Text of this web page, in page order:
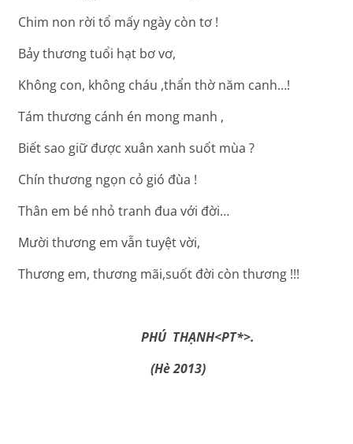
Chim non rời tổ mấy ngày còn tơ !
Bảy thương tuổi hạt bơ vơ,
Không con, không cháu ,thẩn thờ năm canh…!
Tám thương cánh én mong manh ,
Biết sao giữ được xuân xanh suốt mùa ?
Chín thương ngọn cỏ gió đùa !
Thân em bé nhỏ tranh đua với đời…
Mười thương em vẫn tuyệt vời,
Thương em, thương mãi,suốt đời còn thương !!!
PHÚ THẠNH<PT*>.
(Hè 2013)